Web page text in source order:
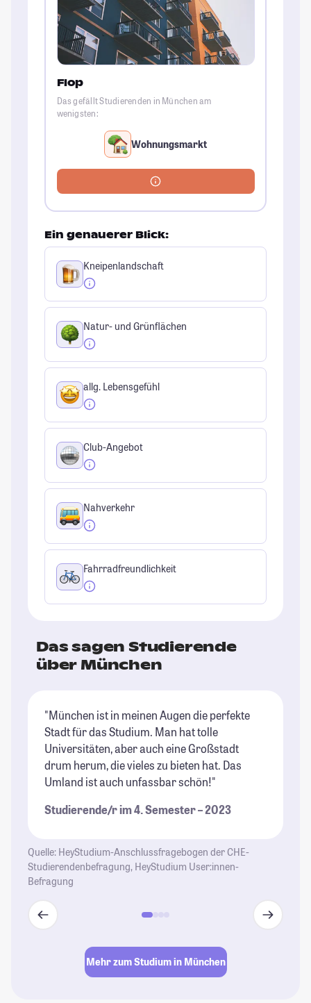
Flop
Das gefällt Studierenden in München am
wenigsten:
Wohnungsmarkt
Ein genauerer Blick:
Kneipenlandschaft
Natur- und Grünflächen
allg. Lebensgefühl
Club-Angebot
Nahverkehr
Fahrradfreundlichkeit
Das sagen Studierende
über München
"München ist in meinen Augen die perfekte
Stadt für das Studium. Man hat tolle
Universitäten, aber auch eine Großstadt
drum herum, die vieles zu bieten hat. Das
Umland ist auch unfassbar schön!"
Studierende/r im 4. Semester – 2023
Quelle: HeyStudium-Anschlussfragebogen der CHE-
Studierendenbefragung, HeyStudium User:innen-
Befragung
Mehr zum Studium in München